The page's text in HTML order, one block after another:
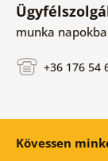
munka
+36 176 54
Kövessen